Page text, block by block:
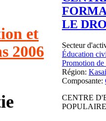
et
2006
LE
Secteur
Éducation
Promotion de
Région:
Composante:
CENTRE